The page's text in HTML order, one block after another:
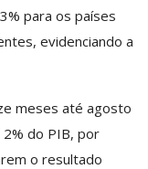
para os países
evidenciando a
meses até agosto
do PIB, por
o resultado